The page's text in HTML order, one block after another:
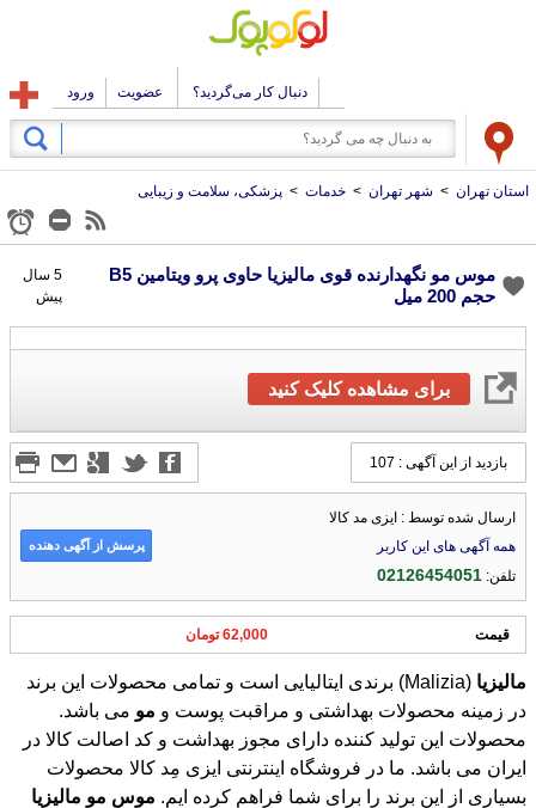
دنبال کار می‌گردید؟ عضویت ورود
استان تهران > شهر تهران > خدمات > پزشکی، سلامت و زیبایی
موس مو نگهدارنده قوی ماليزيا حاوی پرو ویتامین B5
حجم 200 ميل
5 سال
پیش
برای مشاهده کلیک کنید
بازدید از این آگهی : 107
ارسال شده توسط : ایزی مد کالا
همه آگهی های این کاربر
تلفن:02126454051
پرسش از آگهی دهنده
قیمت 62,000 تومان
ماليزيا
(Malizia) برندی ایتالیایی است و تمامی محصولات این برند
در زمینه محصولات بهداشتی و مراقبت پوست و مو می باشد.
محصولات این تولید کننده دارای مجوز بهداشت و کد اصالت کالا در
ایران می باشد. ما در فروشگاه اینترنتی ایزی مِد کالا محصولات
بسیاری از این برند را برای شما فراهم کرده ایم. موس مو ماليزيا